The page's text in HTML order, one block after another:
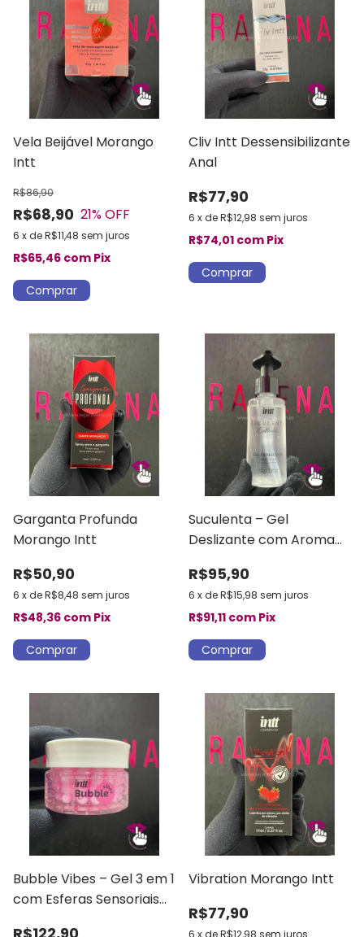
Vela Beijável Morango
Intt
R$68,90
R$86,90
21% OFF
6 xdeR$11,48 sem juros
R$65,46 com Pix
Cliv Intt Dessensibilizante
Anal
R$77,90
6 xdeR$12,98 sem juros
R$74,01 com Pix
Garganta Profunda
Morango Intt
R$50,90
6 xdeR$8,48 sem juros
R$48,36 com Pix
Suculenta – Gel
Deslizante com Aroma
R$95,90
6 xdeR$15,98 sem juros
R$91,11 com Pix
Bubble Vibes – Gel 3 em 1
com Esferas Sensoriais
Vibration Morango Intt
R$77,90